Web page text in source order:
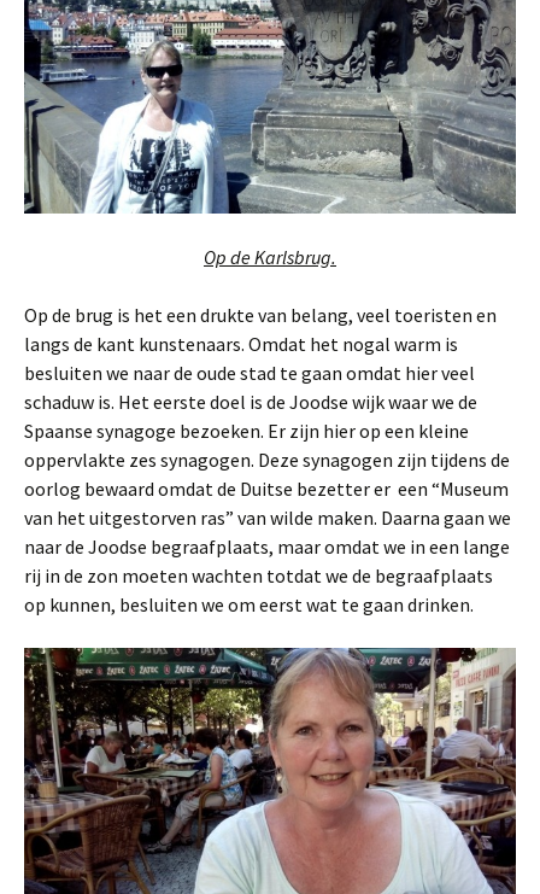
Op de Karlsbrug.
Op de brug is het een drukte van belang, veel toeristen en
langs de kant kunstenaars. Omdat het nogal warm is
besluiten we naar de oude stad te gaan omdat hier veel
schaduw is. Het eerste doel is de Joodse wijk waar we de
Spaanse synagoge bezoeken. Er zijn hier op een kleine
oppervlakte zes synagogen. Deze synagogen zijn tijdens de
oorlog bewaard omdat de Duitse bezetter er een “Museum
van het uitgestorven ras” van wilde maken. Daarna gaan we
naar de Joodse begraafplaats, maar omdat we in een lange
rij in de zon moeten wachten totdat we de begraafplaats
op kunnen, besluiten we om eerst wat te gaan drinken.